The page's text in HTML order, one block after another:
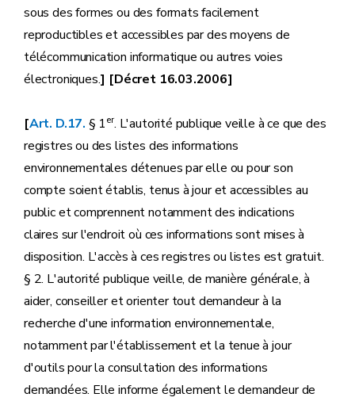
sous des formes ou des formats facilement
reproductibles et accessibles par des moyens de
télécommunication informatique ou autres voies
électroniques.] [Décret 16.03.2006]
[Art. D.17. § 1er. L'autorité publique veille à ce que des
registres ou des listes des informations
environnementales détenues par elle ou pour son
compte soient établis, tenus à jour et accessibles au
public et comprennent notamment des indications
claires sur l'endroit où ces informations sont mises à
disposition. L'accès à ces registres ou listes est gratuit.
§ 2. L'autorité publique veille, de manière générale, à
aider, conseiller et orienter tout demandeur à la
recherche d'une information environnementale,
notamment par l'établissement et la tenue à jour
d'outils pour la consultation des informations
demandées. Elle informe également le demandeur de